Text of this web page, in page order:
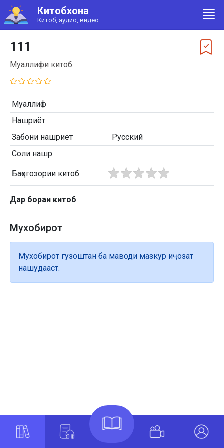
Китобхона
Китоб, аудио, видео
111
Муаллифи китоб:
Муаллиф
Нашриёт
Забони нашриёт
Русский
Соли нашр
Баҳогозории китоб
Дар бораи китоб
Мухобирот
Мухобирот гузоштан ба маводи мазкур иҷозат
нашудааст.